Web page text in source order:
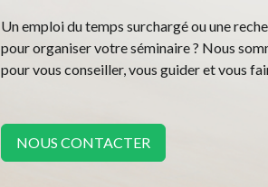
Un emploi du temps surchargé ou une
pour organiser votre séminaire ? Nous
pour vous conseiller, vous guider et vous
NOUS CONTACTER